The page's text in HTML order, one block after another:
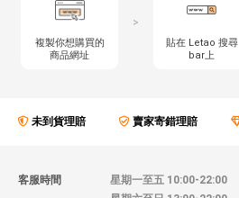
複製你想購買的
商品網址
>
貼在 Letao 搜尋
bar上
未到貨理賠 賣家寄錯理賠
客服時間
星期一至五 10:00-22:00